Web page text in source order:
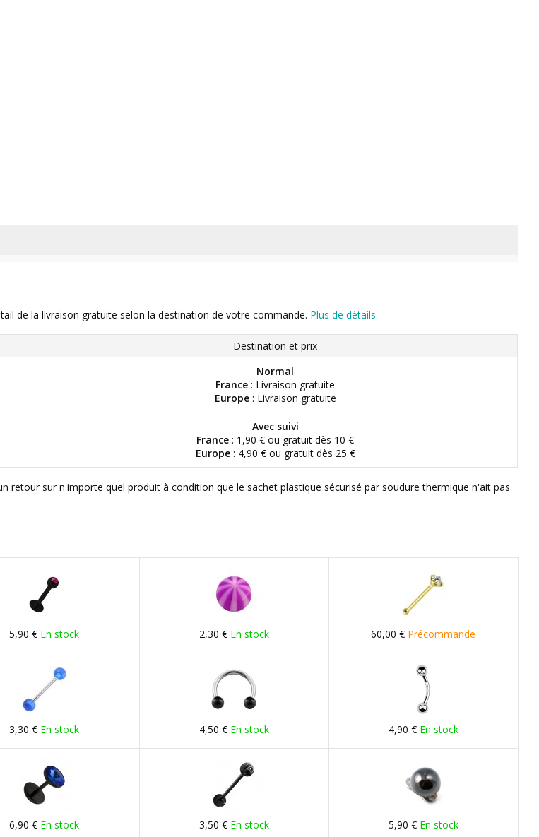
de la livraison gratuite selon la destination de votre commande. Plus de détails
Destination et prix
Normal
France : Livraison gratuite
Europe: Livraison gratuite
Avec suivi
France : 1,90 € ou gratuit dès 10 €
Europe: 4,90 € ou gratuit dès 25 €
retour sur n'importe quel produit à condition que le sachet plastique sécurisé par soudure thermique n'ait pas
5,90 € En stock 2,30 € En stock 60,00 € Précommande
3,30 € En stock 4,50 € En stock 4,90 € En stock
6,90 € En stock 3,50 € En stock 5,90 € En stock